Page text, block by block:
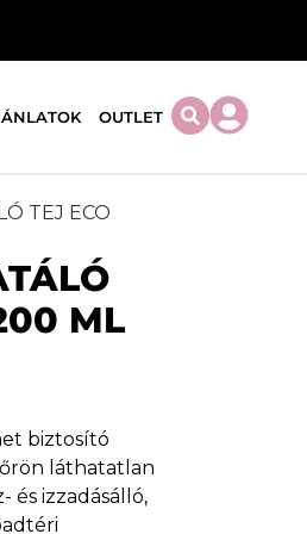
OUTLET
TEJ ECO
ML
biztosító
láthatatlan
és izzadásálló,